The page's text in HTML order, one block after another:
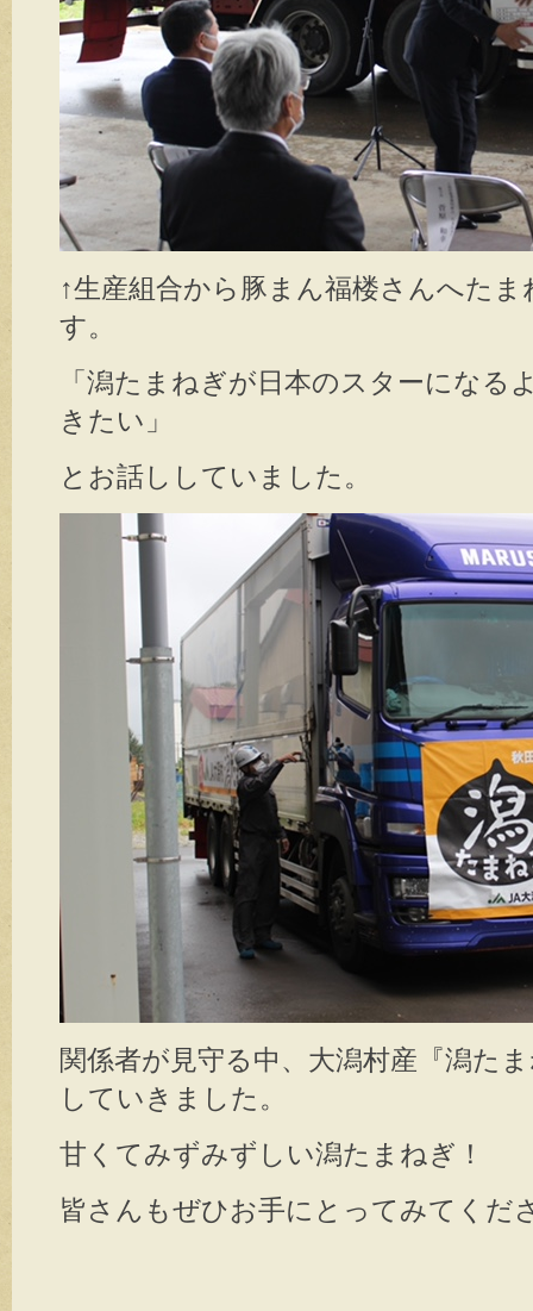
↑生産組合から豚まん福楼さんへた
す。
「潟たまねぎが日本のスターになる
きたい」
とお話ししていました。
関係者が見守る中、大潟村産『潟た
していきました。
甘くてみずみずしい潟たまねぎ！
皆さんもぜひお手にとってみてくだ